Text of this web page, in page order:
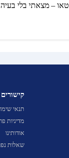
– מצאתי בלי
תנאי
מדיניות
אודותינו
שאלות